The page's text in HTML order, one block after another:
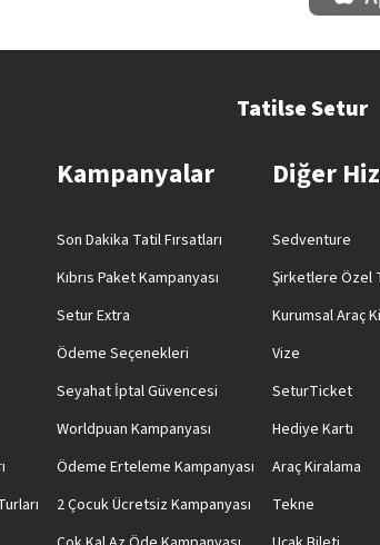
Tatilse Setur
Kampanyalar
Son Dakika Tatil Fırsatları
Kıbrıs Paket Kampanyası
Setur Extra
Ödeme Seçenekleri
Seyahat İptal Güvencesi
Worldpuan Kampanyası
Ödeme Erteleme Kampanyası
2 Çocuk Ücretsiz Kampanyası
Diğer
Sedventure
Şirketlere Özel
Kurumsal Araç
Vize
SeturTicket
Hediye Kartı
Araç Kiralama
Tekne